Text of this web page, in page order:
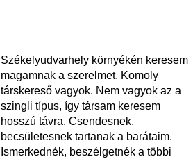
Székelyudvarhely környékén keresem
magamnak a szerelmet. Komoly
társkereső vagyok. Nem vagyok az a
szingli típus, így társam keresem
hosszú távra. Csendesnek,
becsületesnek tartanak a barátaim.
Ismerkednék, beszélgetnék a többi